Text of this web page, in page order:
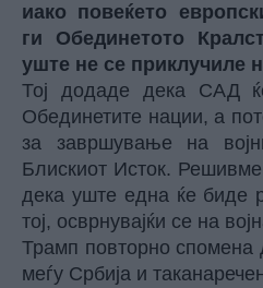
иако повеќето
ги Обединетото
уште не се приклучиле
Тој додаде дека САД
Обединетите нации, а
за завршување на
Блискиот Исток.
дека уште една ќе биде
тој, осврнувајќи се на
Трамп повторно спомена
меѓу Србија и